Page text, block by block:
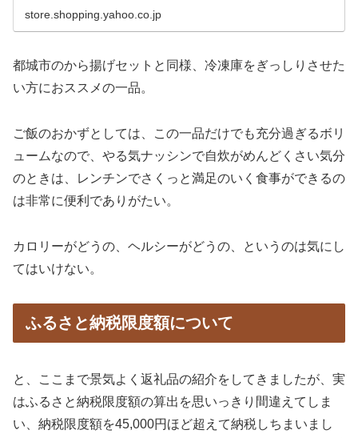
store.shopping.yahoo.co.jp
都城市のから揚げセットと同様、冷凍庫をぎっしりさせた
い方におススメの一品。
ご飯のおかずとしては、この一品だけでも充分過ぎるボリ
ュームなので、やる気ナッシンで自炊がめんどくさい気分
のときは、レンチンでさくっと満足のいく食事ができるの
は非常に便利でありがたい。
カロリーがどうの、ヘルシーがどうの、というのは気にし
てはいけない。
ふるさと納税限度額について
と、ここまで景気よく返礼品の紹介をしてきましたが、実
はふるさと納税限度額の算出を思いっきり間違えてしま
い、納税限度額を45,000円ほど超えて納税しちまいまし